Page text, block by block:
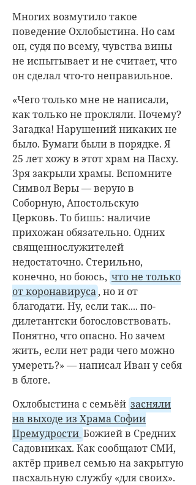
Многих возмутило такое
поведение Охлобыстина. Но сам
он, судя по всему, чувства вины
не испытывает и не считает, что
он сделал что-то неправильное.
«Чего только мне не написали,
как только не прокляли. Почему?
Загадка! Нарушений никаких не
было. Бумаги были в порядке. Я
25 лет хожу в этот храм на Пасху.
Зря закрыли храмы. Вспомните
Символ Веры — верую в
Соборную, Апостольскую
Церковь. То бишь: наличие
прихожан обязательно. Одних
священнослужителей
недостаточно. Стерильно,
конечно, но боюсь, что не только
от коронавируса, но и от
благодати. Ну, если так.... по-
дилетантски богословствовать.
Понятно, что опасно. Но зачем
жить, если нет ради чего можно
умереть?» — написал Иван у себя
в блоге.
Охлобыстина с семьёй засняли
на выходе из Храма Софии
Премудрости Божией в Средних
Садовниках. Как сообщают СМИ,
актёр привел семью на закрытую
пасхальную службу «для своих».